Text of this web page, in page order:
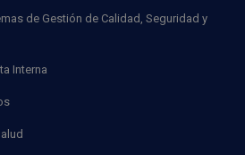
de Gestión de Calidad, Seguridad y
Interna